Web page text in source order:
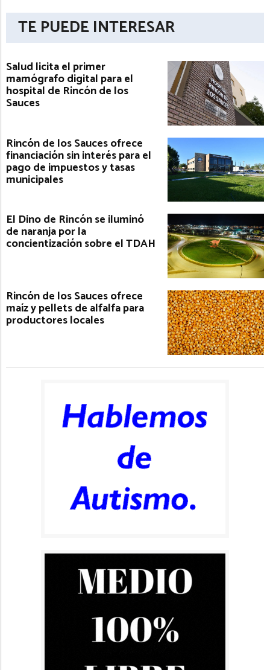
TE PUEDE INTERESAR
Salud licita el primer
mamógrafo digital para el
hospital de Rincón de los
Sauces
Rincón de los Sauces ofrece
financiación sin interés para el
pago de impuestos y tasas
municipales
El Dino de Rincón se iluminó
de naranja por la
concientización sobre el TDAH
Rincón de los Sauces ofrece
maíz y pellets de alfalfa para
productores locales